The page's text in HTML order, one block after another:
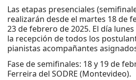
Las etapas presenciales
realizarán desde el martes 18 de
23 de febrero de 2025. El día
la recepción de todos los
pianistas acompañantes
Fase de semifinales: 18 y 19 de
Ferreira del SODRE (Montevideo).